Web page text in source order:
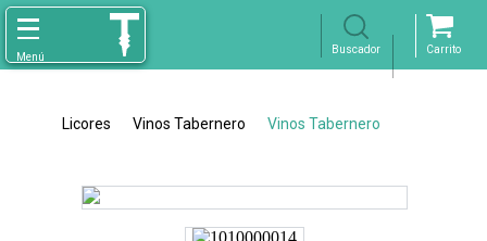
Licores Vinos Tabernero Vinos Tabernero